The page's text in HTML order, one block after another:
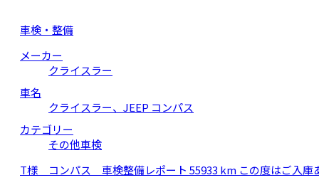
車検・整備
メーカー
クライスラー
車名
クライスラー、JEEP コンパス
カテゴリー
その他車検
T様 コンパス 車検整備レポート 55933 km この度はご入庫